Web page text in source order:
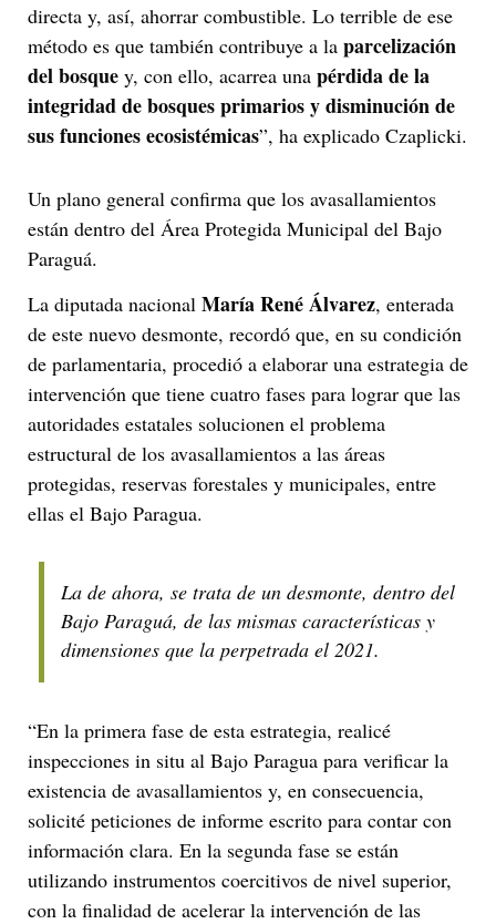
directa y, así, ahorrar combustible. Lo terrible de ese
método es que también contribuye a la parcelización
del bosque y, con ello, acarrea una pérdida de la
integridad de bosques primarios y disminución de
sus funciones ecosistémicas”, ha explicado Czaplicki.
Un plano general confirma que los avasallamientos
están dentro del Área Protegida Municipal del Bajo
Paraguá.
La diputada nacional María René Álvarez, enterada
de este nuevo desmonte, recordó que, en su condición
de parlamentaria, procedió a elaborar una estrategia de
intervención que tiene cuatro fases para lograr que las
autoridades estatales solucionen el problema
estructural de los avasallamientos a las áreas
protegidas, reservas forestales y municipales, entre
ellas el Bajo Paragua.
La de ahora, se trata de un desmonte, dentro del
Bajo Paraguá, de las mismas características y
dimensiones que la perpetrada el 2021.
“En la primera fase de esta estrategia, realicé
inspecciones in situ al Bajo Paragua para verificar la
existencia de avasallamientos y, en consecuencia,
solicité peticiones de informe escrito para contar con
información clara. En la segunda fase se están
utilizando instrumentos coercitivos de nivel superior,
con la finalidad de acelerar la intervención de las